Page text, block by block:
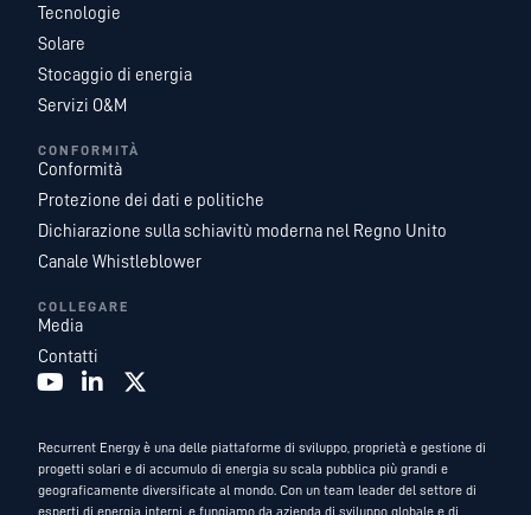
Tecnologie
Solare
Stocaggio di energia
Servizi O&M
CONFORMITÀ
Conformità
Protezione dei dati e politiche
Dichiarazione sulla schiavitù moderna nel Regno Unito
Canale Whistleblower
COLLEGARE
Media
Contatti
Recurrent Energy è una delle piattaforme di sviluppo, proprietà e gestione di
progetti solari e di accumulo di energia su scala pubblica più grandi e
geograficamente diversificate al mondo. Con un team leader del settore di
esperti di energia interni, e fungiamo da azienda di sviluppo globale e di